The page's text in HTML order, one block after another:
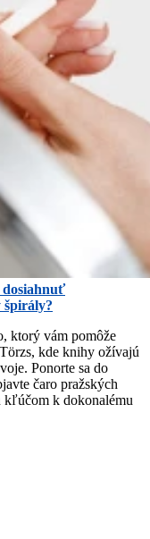
dosiahnuť
ktorý vám pomôže
kde knihy ožívajú
Ponorte sa do
čaro pražských
kľúčom k dokonalému